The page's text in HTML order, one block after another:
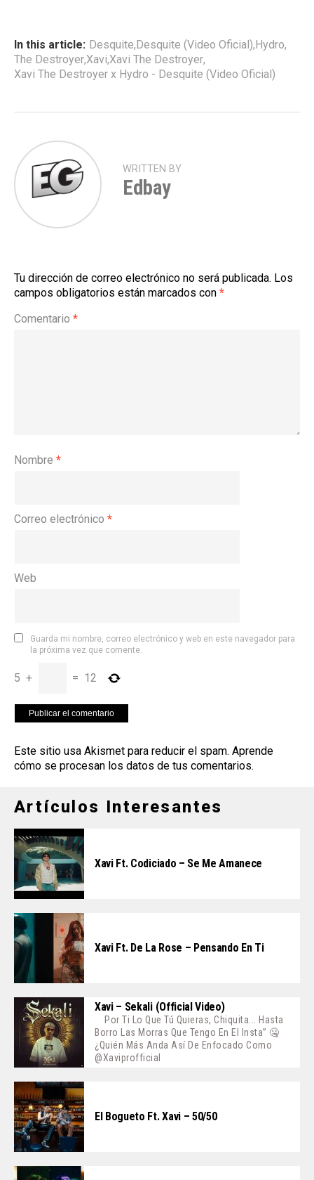
In this article: Desquite,Desquite (Video Oficial),Hydro,
The Destroyer,Xavi,Xavi The Destroyer,
Xavi The Destroyer x Hydro - Desquite (Video Oficial)
WRITTEN BY
Edbay
Tu dirección de correo electrónico no será publicada. Los
campos obligatorios están marcados con *
Comentario *
Nombre *
Correo electrónico *
Web
Guarda mi nombre, correo electrónico y web en este navegador para
la próxima vez que comente.
5 + = 12
Este sitio usa Akismet para reducir el spam. Aprende
cómo se procesan los datos de tus comentarios.
Artículos Interesantes
Xavi Ft. Codiciado – Se Me Amanece
Xavi Ft. De La Rose – Pensando En Ti
Xavi – Sekali (Official Video)
Por Ti Lo Que Tú Quieras, Chiquita... Hasta
Borro Las Morras Que Tengo En El Insta” 🤐
¿Quién Más Anda Así De Enfocado Como
@xaviprofficial
El Bogueto Ft. Xavi – 50/50